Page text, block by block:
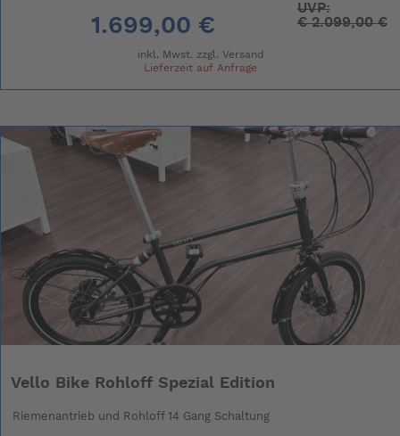
1.699,00 €
UVP:
€2.099,00 €
inkl. Mwst. zzgl. Versand
Lieferzeit auf Anfrage
Vello Bike Rohloff Spezial Edition
Riemenantrieb und Rohloff 14 Gang Schaltung